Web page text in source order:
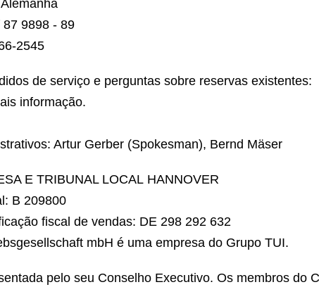
87 9898 - 89
2545
de serviço e perguntas sobre reservas existentes:
informação.
Artur Gerber (Spokesman), Bernd Mäser
E TRIBUNAL LOCAL HANNOVER
B 209800
fiscal de vendas: DE 298 292 632
mbH é uma empresa do Grupo TUI.
pelo seu Conselho Executivo. Os membros do